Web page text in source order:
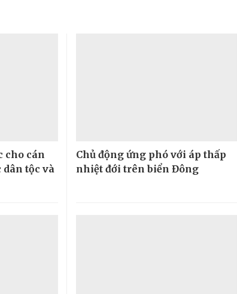
cho cán
tộc và
Chủ động ứng phó với áp thấp
nhiệt đới trên biển Đông